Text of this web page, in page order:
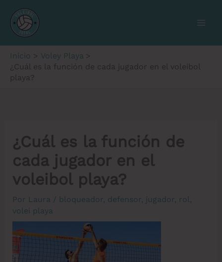
contenido
Inicio
Voley Playa
¿Cuál es la función de cada jugador en el voleibol
playa?
¿Cuál es la función de
cada jugador en el
voleibol playa?
Por Laura / bloqueador, defensor, jugador, rol,
volei playa